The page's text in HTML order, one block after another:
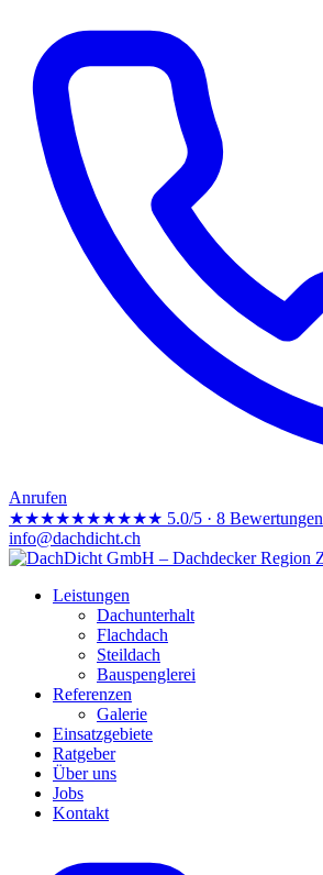
Anrufen
★★★★★★★★★★ 5.0/5 · 8 Bewertungen
info@dachdicht.ch
Leistungen
Dachunterhalt
Flachdach
Steildach
Bauspenglerei
Referenzen
Galerie
Einsatzgebiete
Ratgeber
Über uns
Jobs
Kontakt